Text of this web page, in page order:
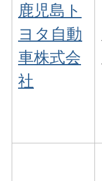
鹿児島ト
ヨタ自動
車株式会
社